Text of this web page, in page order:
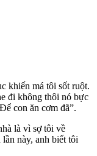
khiến má tôi sốt ruột.
đi không thôi nó bực
con ăn cơm đã”.
là vì sợ tôi về
này, anh biết tôi